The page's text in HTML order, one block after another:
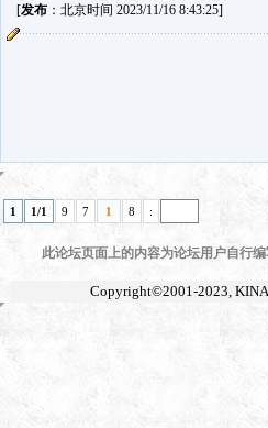
[发布：北京时间 2023/11/16 8:43:25]
1 1/1 9 7 1 8 :
此论坛页面上的内容为论坛用户自行
Copyright©2001-2023,